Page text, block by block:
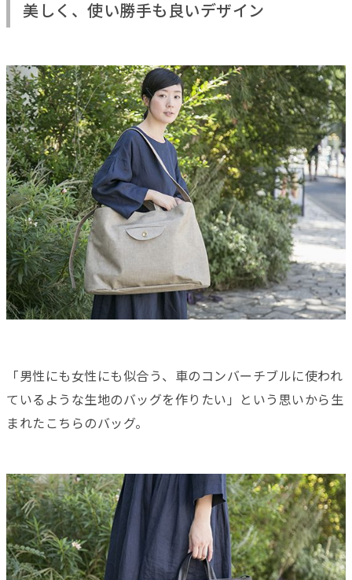
美しく、使い勝手も良いデザイン
「男性にも女性にも似合う、車のコンバーチブルに使われ
ているような生地のバッグを作りたい」という思いから生
まれたこちらのバッグ。